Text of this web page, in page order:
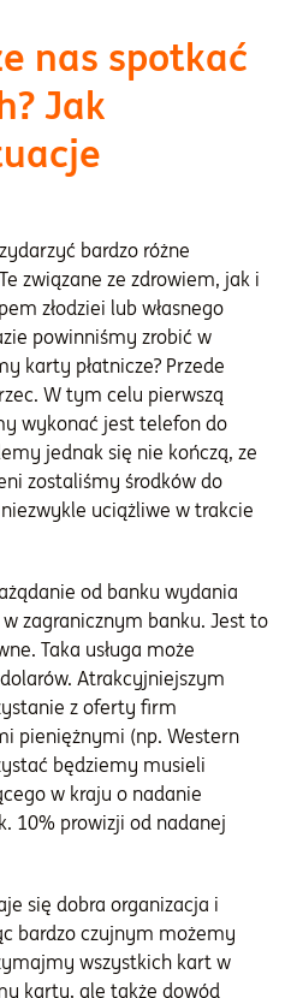
nas spotkać
Jak
bardzo różne
związane ze zdrowiem, jak i
złodziei lub własnego
powinniśmy zrobić w
karty płatnicze? Przede
W tym celu pierwszą
wykonać jest telefon do
jednak się nie kończą, ze
zostaliśmy środków do
uciążliwe w trakcie
od banku wydania
zagranicznym banku. Jest to
Taka usługa może
Atrakcyjniejszym
z oferty firm
pieniężnymi (np. Western
będziemy musieli
w kraju o nadanie
10% prowizji od nadanej
się dobra organizacja i
bardzo czujnym możemy
wszystkich kart w
karty, ale także dowód